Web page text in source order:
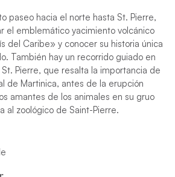
paseo hacia el norte hasta St. Pierre,
el emblemático yacimiento volcánico
del Caribe» y conocer su historia única
También hay un recorrido guiado en
Pierre, que resalta la importancia de
de Martinica, antes de la erupción
amantes de los animales en su gruo
al zoológico de Saint-Pierre.